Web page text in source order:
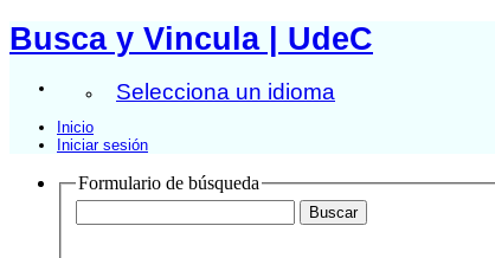
Busca y Vincula | UdeC
Selecciona un idioma
Inicio
Iniciar sesión
Formulario de búsqueda